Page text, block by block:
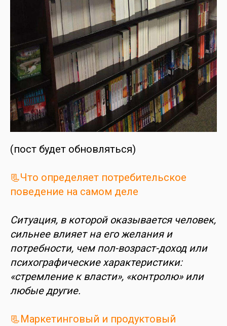
(пост будет обновляться)
📃Что определяет потребительское
поведение на самом деле
Ситуация, в которой оказывается человек,
сильнее влияет на его желания и
потребности, чем пол-возраст-доход или
психографические характеристики:
«стремление к власти», «контролю» или
любые другие.
📃Маркетинговый и продуктовый